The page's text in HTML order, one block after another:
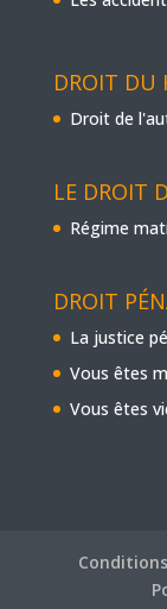
DROIT DU
Droit de
LE DROIT
Régime
DROIT
La justice
Vous êtes
Vous êtes